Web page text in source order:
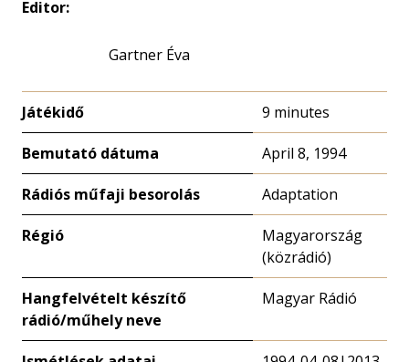
Editor:
Gartner Éva
Játékidő 9 minutes
Bemutató dátuma April 8, 1994
Rádiós műfaji besorolás Adaptation
Régió
Magyarország
(közrádió)
Hangfelvételt készítő
rádió/műhely neve
Magyar Rádió